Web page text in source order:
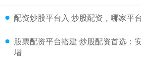
配资炒股平台入 炒股配资，哪家平
股票配资平台搭建 炒股配资首选：
增